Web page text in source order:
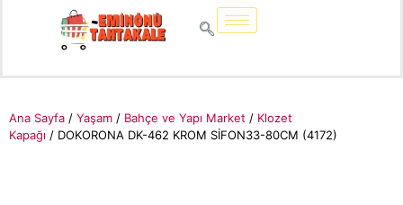
Ana Sayfa / Yaşam / Bahçe ve Yapı Market / Klozet
Kapağı / DOKORONA DK-462 KROM SİFON33-80CM (4172)